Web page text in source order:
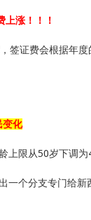
上涨！！！
签证费会根据年
变化
上限从50岁下调为
一个分支专门给